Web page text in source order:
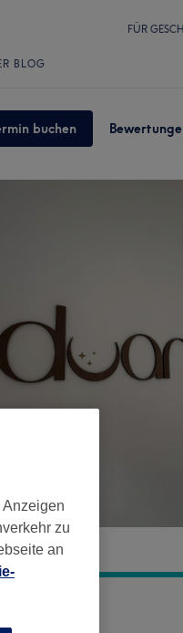
FÜR
BLOG
buchen
zu
an